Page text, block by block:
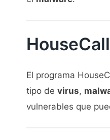
El programa
tipo de virus,
vulnerables que